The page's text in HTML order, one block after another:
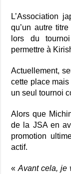
L’Association
qu’un autre
lors du
permettre à
Actuellement,
cette place
un seul tournoi
Alors que
de la JSA en
promotion
actif.
«Avant cela, je